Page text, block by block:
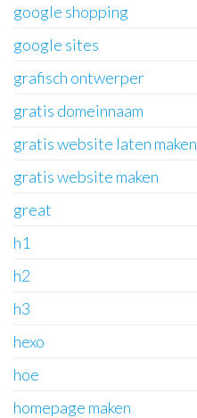
google shopping
google sites
grafisch ontwerper
gratis domeinnaam
gratis website laten maken
gratis website maken
great
h1
h2
h3
hexo
hoe
homepage maken